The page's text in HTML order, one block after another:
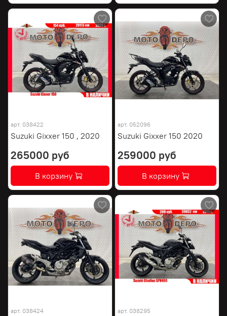
арт. 038422
Suzuki Gixxer 150 , 2020
265000 руб
В корзину
арт. 052096
Suzuki Gixxer 150 2020
259000 руб
В корзину
арт. 038424 арт. 038295